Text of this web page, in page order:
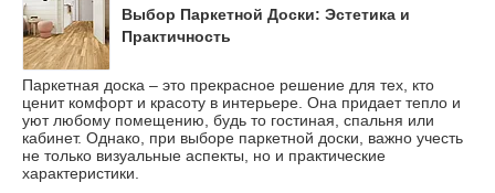
Выбор Паркетной Доски: Эстетика и
Практичность
Паркетная доска – это прекрасное решение для тех, кто
ценит комфорт и красоту в интерьере. Она придает тепло и
уют любому помещению, будь то гостиная, спальня или
кабинет. Однако, при выборе паркетной доски, важно учесть
не только визуальные аспекты, но и практические
характеристики.